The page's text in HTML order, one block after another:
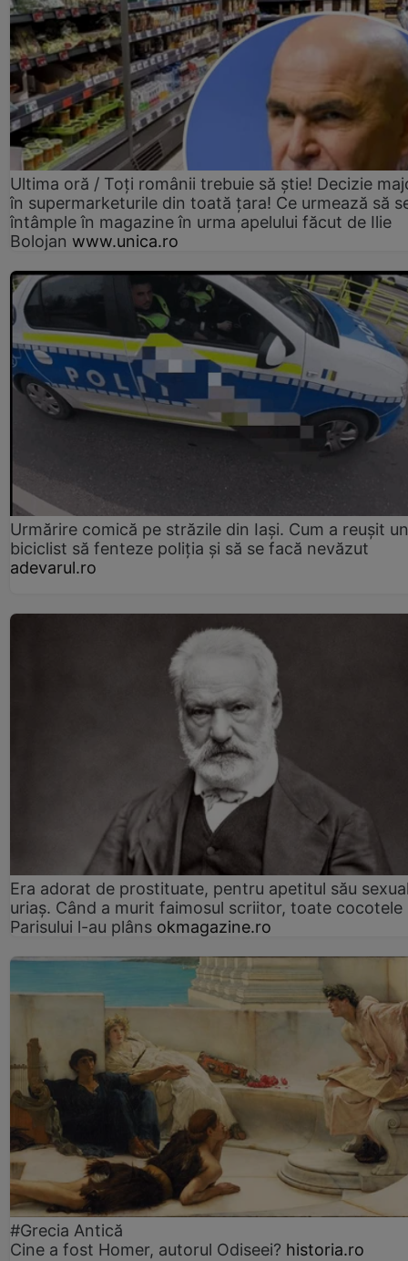
Ultima oră / Toți românii trebuie să știe! Decizie
în supermarketurile din toată țara! Ce urmează să
întâmple în magazine în urma apelului făcut de Ilie
Bolojan www.unica.ro
Urmărire comică pe străzile din Iași. Cum a reușit un
biciclist să fenteze poliția și să se facă nevăzut
adevarul.ro
Era adorat de prostituate, pentru apetitul său
uriaș. Când a murit faimosul scriitor, toate cocotele
Parisului l-au plâns okmagazine.ro
#Grecia Antică
Cine a fost Homer, autorul Odiseei? historia.ro